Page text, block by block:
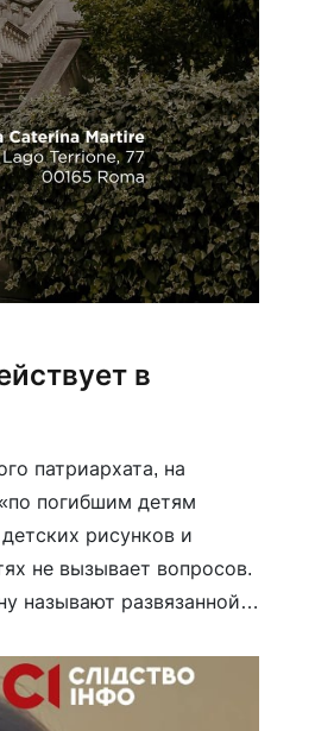
в
патриархата, на
погибшим детям
рисунков и
не вызывает вопросов.
называют развязанной
[…]